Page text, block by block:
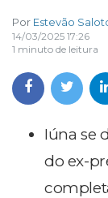
Por Estevão
14/03/2025 17:26
1 minuto de leitura
Iúna se
do ex-